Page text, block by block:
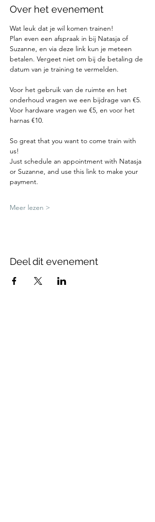
Over het evenement
Wat leuk dat je wil komen trainen!
Plan even een afspraak in bij Natasja of
Suzanne, en via deze link kun je meteen
betalen. Vergeet niet om bij de betaling de
datum van je training te vermelden.
Voor het gebruik van de ruimte en het
onderhoud vragen we een bijdrage van €5.
Voor hardware vragen we €5, en voor het
harnas €10.
So great that you want to come train with
us!
Just schedule an appointment with Natasja
or Suzanne, and use this link to make your
payment.
Meer lezen >
Deel dit evenement